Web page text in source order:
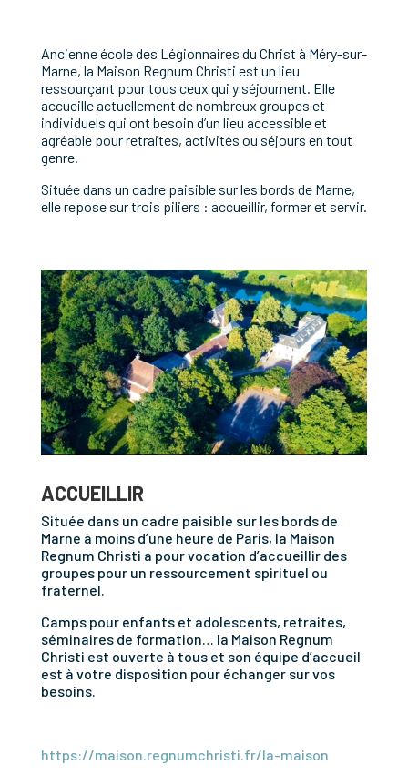
Ancienne école des Légionnaires du Christ à Méry-sur-
Marne, la Maison Regnum Christi est un lieu
ressourçant pour tous ceux qui y séjournent. Elle
accueille actuellement de nombreux groupes et
individuels qui ont besoin d’un lieu accessible et
agréable pour retraites, activités ou séjours en tout
genre.
Située dans un cadre paisible sur les bords de Marne,
elle repose sur trois piliers : accueillir, former et servir.
ACCUEILLIR
Située dans un cadre paisible sur les bords de
Marne à moins d’une heure de Paris, la Maison
Regnum Christi a pour vocation d’accueillir des
groupes pour un ressourcement spirituel ou
fraternel.
Camps pour enfants et adolescents, retraites,
séminaires de formation… la Maison Regnum
Christi est ouverte à tous et son équipe d’accueil
est à votre disposition pour échanger sur vos
besoins.
https://maison.regnumchristi.fr/la-maison